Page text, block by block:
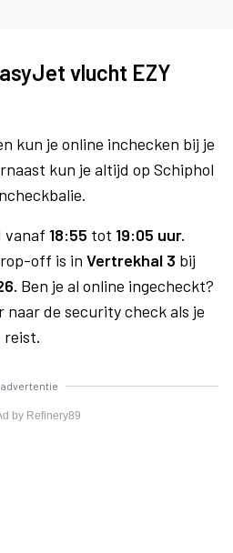
vlucht EZY
kun je online inchecken bij je
kun je altijd op Schiphol
vanaf 18:55 tot 19:05 uur.
off is in Vertrekhal 3 bij
Ben je al online ingecheckt?
naar de security check als je
reist.
advertentie
by Refinery89